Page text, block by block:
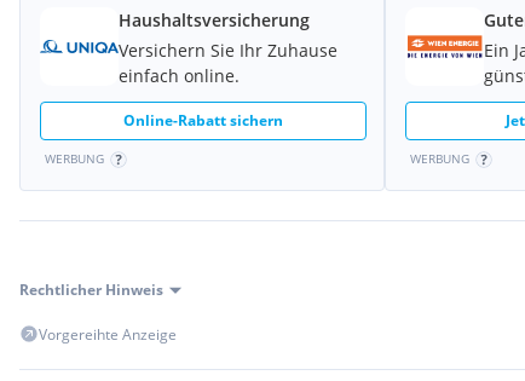
innenliegender Sonnenschutz
abgehängte Decke
Aufbauleuchten
Doppelboden
lichte Raumhöhe ab 2,75 m - 2,80 m
Bodentanks für komplette elektronische Versorgung
CAT-Verkabelung
Teppichboden
Hauszentralheizung durch Fernwärme
Videoüberwachung
TECHNISCHE DETAILS
Haushaltsversicherung
Versichern Sie Ihr Zuhause
einfach online.
Online-Rabatt sichern
WERBUNG
Ein
WERBUNG
Rechtlicher Hinweis
Vorgereihte Anzeige